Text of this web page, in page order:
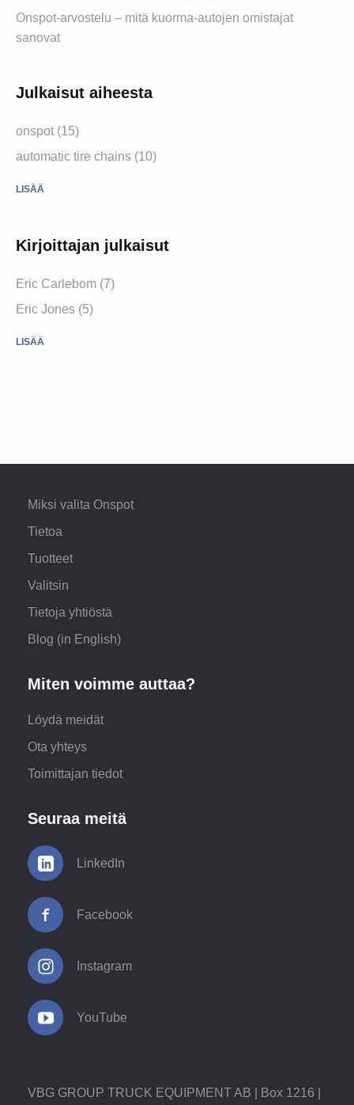
Onspot-arvostelu – mitä kuorma-autojen omistajat
sanovat
Julkaisut aiheesta
onspot (15)
automatic tire chains (10)
LISÄÄ
Kirjoittajan julkaisut
Eric Carlebom (7)
Eric Jones (5)
LISÄÄ
Miksi valita Onspot
Tietoa
Tuotteet
Valitsin
Tietoja yhtiöstä
Blog (in English)
Miten voimme auttaa?
Löydä meidät
Ota yhteys
Toimittajan tiedot
Seuraa meitä
LinkedIn
Facebook
Instagram
YouTube
VBG GROUP TRUCK EQUIPMENT AB | Box 1216 |